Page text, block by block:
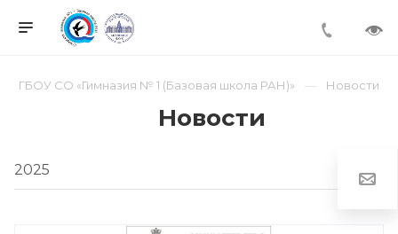
ГБОУ СО «Гимназия № 1 (Базовая школа РАН)» Новости
Новости